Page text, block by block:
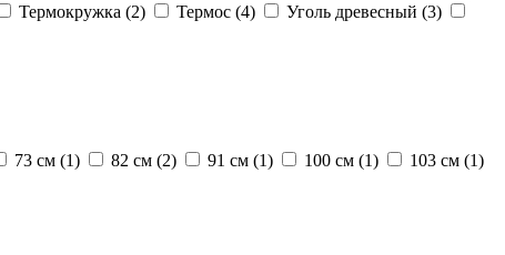
Термокружка (2) Термос (4) Уголь древесный (3)
73 см (1) 82 см (2) 91 см (1) 100 см (1) 103 см (1)